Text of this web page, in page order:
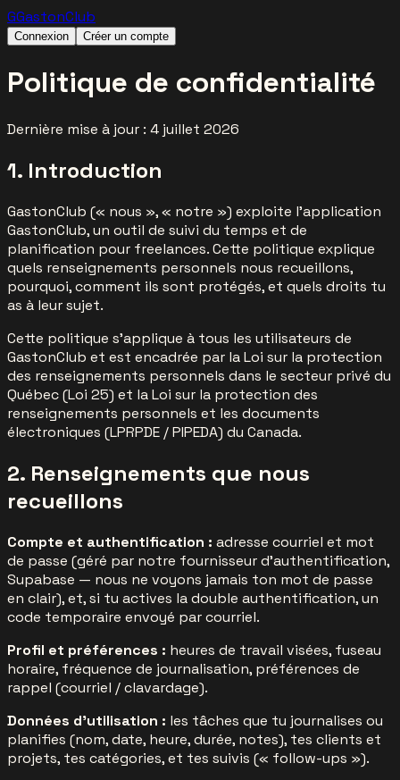
GGastonClub
Connexion Créer un compte
Politique de confidentialité
Dernière mise à jour : 4 juillet 2026
1. Introduction
GastonClub (« nous », « notre ») exploite l'application
GastonClub, un outil de suivi du temps et de
planification pour freelances. Cette politique explique
quels renseignements personnels nous recueillons,
pourquoi, comment ils sont protégés, et quels droits tu
as à leur sujet.
Cette politique s'applique à tous les utilisateurs de
GastonClub et est encadrée par la Loi sur la protection
des renseignements personnels dans le secteur privé du
Québec (Loi 25) et la Loi sur la protection des
renseignements personnels et les documents
électroniques (LPRPDE / PIPEDA) du Canada.
2. Renseignements que nous
recueillons
Compte et authentification : adresse courriel et mot
de passe (géré par notre fournisseur d'authentification,
Supabase — nous ne voyons jamais ton mot de passe
en clair), et, si tu actives la double authentification, un
code temporaire envoyé par courriel.
Profil et préférences : heures de travail visées, fuseau
horaire, fréquence de journalisation, préférences de
rappel (courriel / clavardage).
Données d'utilisation : les tâches que tu journalises ou
planifies (nom, date, heure, durée, notes), tes clients et
projets, tes catégories, et tes suivis (« follow-ups »).